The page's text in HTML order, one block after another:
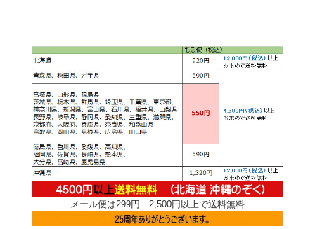
メール便は299円 2,500円以上で送料無料